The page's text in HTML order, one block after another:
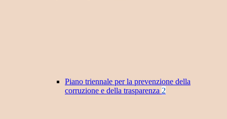
Piano triennale per la prevenzione della
corruzione e della trasparenza 2